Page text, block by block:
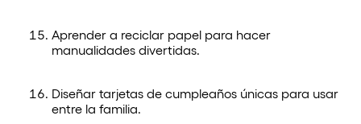
Aprender a reciclar papel para hacer
manualidades divertidas.
Diseñar tarjetas de cumpleaños únicas para usar
entre la familia.